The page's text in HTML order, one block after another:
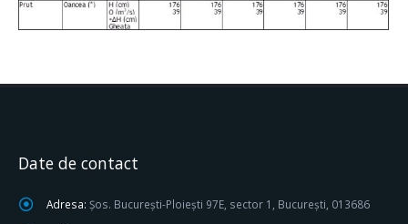
Date de contact
Adresa: Șos. București-Ploiești 97E, sector 1, București, 013686